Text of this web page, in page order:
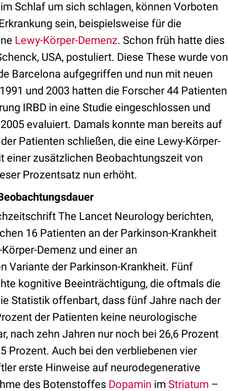
Schlaf um sich schlagen, können Vorboten
sein, beispielsweise für die
Lewy-Körper-Demenz. Schon früh hatte dies
USA, postuliert. Diese These wurde von
Barcelona aufgegriffen und nun mit neuen
und 2003 hatten die Forscher 44 Patienten
IRBD in eine Studie eingeschlossen und
evaluiert. Damals konnte man bereits auf
Patienten schließen, die eine Lewy-Körper-
einer zusätzlichen Beobachtungszeit von
Prozentsatz nun erhöht.
The Lancet Neurology berichten,
16 Patienten an der Parkinson-Krankheit
Demenz und einer an
Variante der Parkinson-Krankheit. Fünf
kognitive Beeinträchtigung, die oftmals die
Statistik offenbart, dass fünf Jahre nach der
der Patienten keine neurologische
nach zehn Jahren nur noch bei 26,6 Prozent
Prozent. Auch bei den verbliebenen vier
erste Hinweise auf neurodegenerative
des Botenstoffes Dopamin im Striatum –